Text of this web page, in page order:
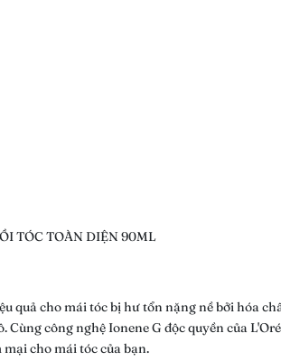
TÓC TOÀN DIỆN 90ML
quả cho mái tóc bị hư tổn nặng nề bởi hóa
công nghệ Ionene G độc quyền của
cho mái tóc của bạn.